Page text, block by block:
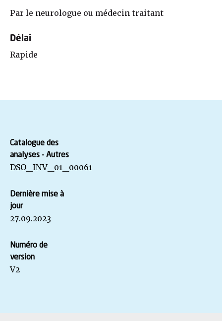
Par le neurologue ou médecin traitant
Délai
Rapide
Catalogue des
analyses - Autres
DSO_INV_01_00061
Dernière mise à
jour
27.09.2023
Numéro de
version
V2